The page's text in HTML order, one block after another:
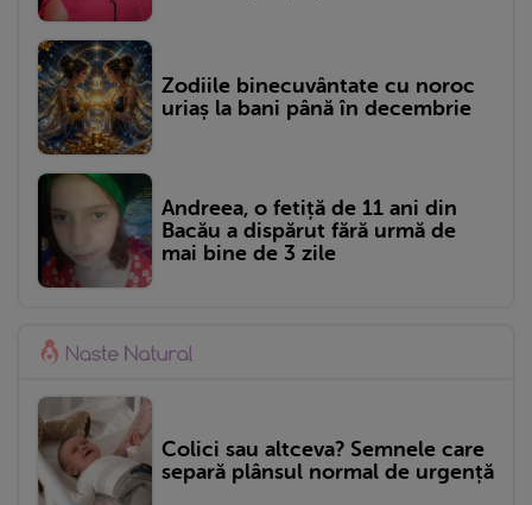
Zodiile binecuvântate cu noroc
uriaș la bani până în decembrie
Andreea, o fetiță de 11 ani din
Bacău a dispărut fără urmă de
mai bine de 3 zile
Colici sau altceva? Semnele care
separă plânsul normal de urgență